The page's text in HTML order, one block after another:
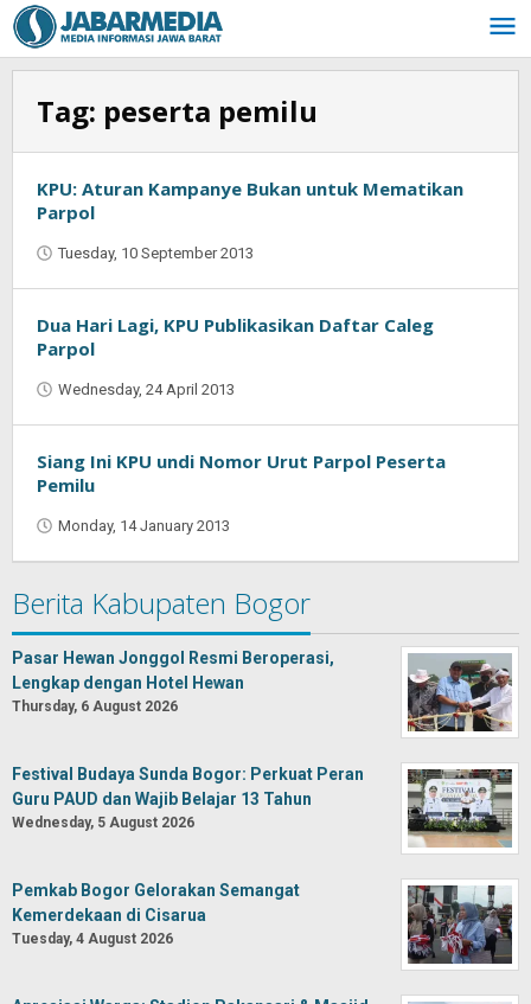
Skip
to
content
Tag: peserta pemilu
KPU: Aturan Kampanye Bukan untuk Mematikan
Parpol
Tuesday, 10 September 2013
Dua Hari Lagi, KPU Publikasikan Daftar Caleg
Parpol
Wednesday, 24 April 2013
Siang Ini KPU undi Nomor Urut Parpol Peserta
Pemilu
Monday, 14 January 2013
Berita Kabupaten Bogor
Pasar Hewan Jonggol Resmi Beroperasi,
Lengkap dengan Hotel Hewan
Thursday, 6 August 2026
Festival Budaya Sunda Bogor: Perkuat Peran
Guru PAUD dan Wajib Belajar 13 Tahun
Wednesday, 5 August 2026
Pemkab Bogor Gelorakan Semangat
Kemerdekaan di Cisarua
Tuesday, 4 August 2026